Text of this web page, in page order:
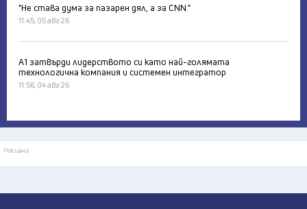
"Не става дума за пазарен дял, а за CNN."
11:45, 05 авг 26
А1 затвърди лидерството си като най-голямата
технологична компания и системен интегратор
11:56, 04 авг 26
Реклама